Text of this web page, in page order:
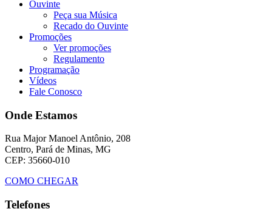
Ouvinte
Peça sua Música
Recado do Ouvinte
Promoções
Ver promoções
Regulamento
Programação
Vídeos
Fale Conosco
Onde Estamos
Rua Major Manoel Antônio, 208
Centro, Pará de Minas, MG
CEP: 35660-010
COMO CHEGAR
Telefones